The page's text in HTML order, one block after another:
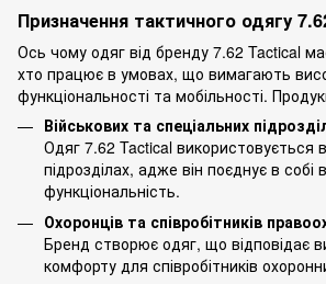
Призначення тактичного одягу
Ось чому одяг від бренду 7.62 Tactical
хто працює в умовах, що вимагають
функціональності та мобільності.
Військових та спеціальних
Одяг 7.62 Tactical використовується
підрозділах, адже він поєднує в собі
функціональність.
Охоронців та співробітників
Бренд створює одяг, що відповідає
комфорту для співробітників